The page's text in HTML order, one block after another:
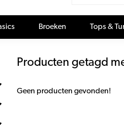
Broeken Tops &
Producten getagd
Geen producten gevonden!